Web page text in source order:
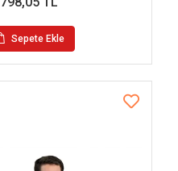
Sepete Ekle